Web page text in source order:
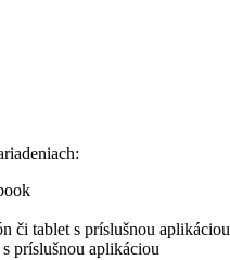
či tablet s príslušnou aplikáciou
príslušnou aplikáciou